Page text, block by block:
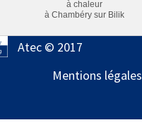
à chaleur
à Chambérysur Bilik
Atec © 2017
Mentions légales